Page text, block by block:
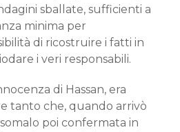
sballate, sufficienti a
minima per
di ricostruire i fatti in
i veri responsabili.
di Hassan, era
tanto che, quando arrivò
poi confermata in